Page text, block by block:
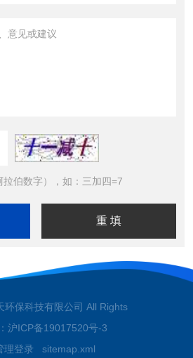
伯数字），如：三加四=7
保科技有限公司 All Rights
沪ICP备19017520号-3
理登录 sitemap.xml